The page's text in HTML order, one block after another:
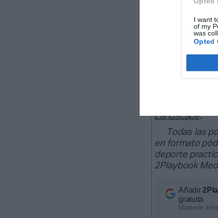
I want
of my
was
Opted
que entraron
53% superior
¿Aún no
PRO Women
Barcelona, va
Landscape.
Todas las
en formato
deporte
2Playbook
Añadir
gratuita
Mantente